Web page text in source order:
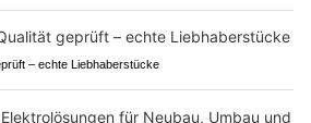
– echte Liebhaberstücke